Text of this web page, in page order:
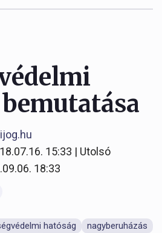
15:33 | Utolsó
18:33
hatóság
nagyberuházás